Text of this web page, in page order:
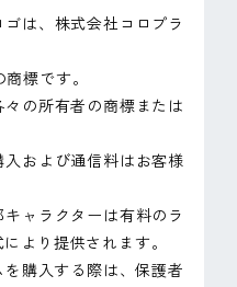
は、株式会社コロプラ
標です。
の所有者の商標または
および通信料はお客様
ャラクターは有料のラ
より提供されます。
購入する際は、保護者